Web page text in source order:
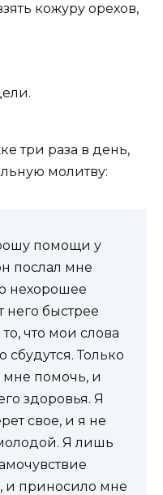
кожуру орехов,
три раза в день,
молитву:
помощи у
послал мне
нехорошее
него быстрее
что мои слова
Только
помочь, и
здоровья. Я
свое, и я не
Я лишь
и приносило мне